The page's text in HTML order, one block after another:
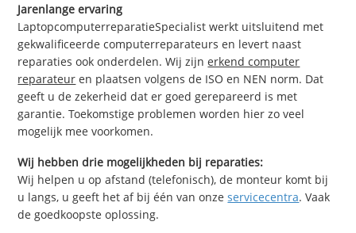
Jarenlange ervaring
LaptopcomputerreparatieSpecialist werkt uitsluitend met
gekwalificeerde computerreparateurs en levert naast
reparaties ook onderdelen. Wij zijnerkend computer
reparateur en plaatsen volgens de ISO en NEN norm. Dat
geeft u de zekerheid dat er goed gerepareerd is met
garantie. Toekomstige problemen worden hier zo veel
mogelijk mee voorkomen.
Wij hebben drie mogelijkheden bij reparaties:
Wij helpen u op afstand (telefonisch), de monteur komt bij
u langs, u geeft het af bij één van onzeservicecentra. Vaak
de goedkoopste oplossing.